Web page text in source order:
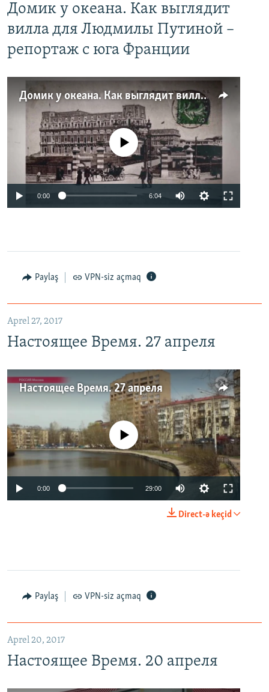
Домик у океана. Как выглядит
вилла для Людмилы Путиной –
репортаж с юга Франции
Домик у океана. Как выглядит вилла для Людмилы Путиной – репортаж с юга Франции
No media source currently available
0:00 6:04
Paylaş VPN-siz açmaq
Aprel 27, 2017
Настоящее Время. 27 апреля
Настоящее Время. 27 апреля
No media source currently available
0:00 29:00
Direct-ə keçid
Paylaş VPN-siz açmaq
Aprel 20, 2017
Настоящее Время. 20 апреля